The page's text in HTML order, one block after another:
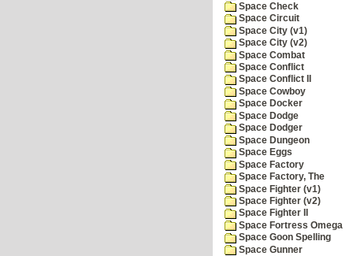
Space Check
Space Circuit
Space City (v1)
Space City (v2)
Space Combat
Space Conflict
Space Conflict II
Space Cowboy
Space Docker
Space Dodge
Space Dodger
Space Dungeon
Space Eggs
Space Factory
Space Factory, The
Space Fighter (v1)
Space Fighter (v2)
Space Fighter II
Space Fortress Omega
Space Goon Spelling
Space Gunner